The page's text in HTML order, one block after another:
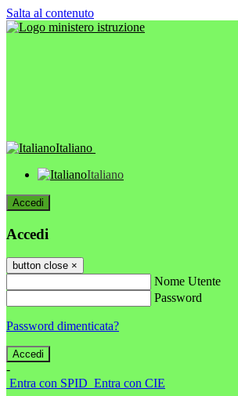
Salta al contenuto
Italiano
Italiano
Accedi
Accedi
button close ×
Nome Utente
Password
Password dimenticata?
-
Entra con SPID Entra con CIE